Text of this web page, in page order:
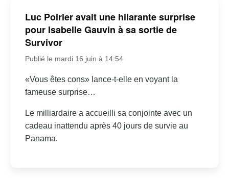
Luc Poirier avait une hilarante surprise
pour Isabelle Gauvin à sa sortie de
Survivor
Publié le mardi 16 juin à 14:54
«Vous êtes cons» lance-t-elle en voyant la
fameuse surprise…
Le milliardaire a accueilli sa conjointe avec un
cadeau inattendu après 40 jours de survie au
Panama.